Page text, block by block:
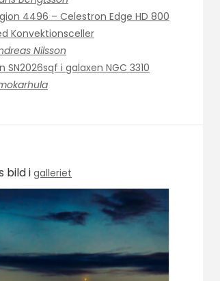
4496 – Celestron Edge HD 800
Konvektionsceller
Nilsson
SN2026sqf i galaxen NGC 3310
bild igalleriet